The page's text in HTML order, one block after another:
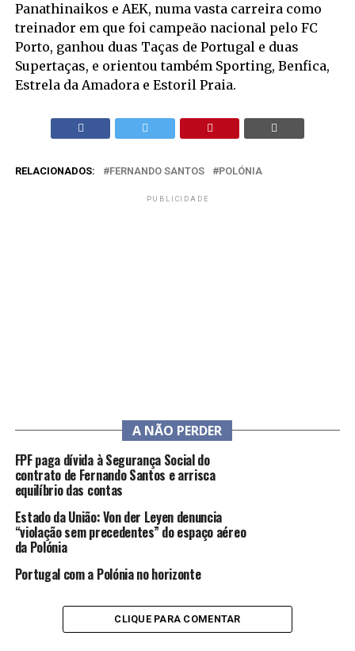
Panathinaikos e AEK, numa vasta carreira como
treinador em que foi campeão nacional pelo FC
Porto, ganhou duas Taças de Portugal e duas
Supertaças, e orientou também Sporting, Benfica,
Estrela da Amadora e Estoril Praia.
RELACIONADOS: FERNANDO SANTOS POLÓNIA
PUBLICIDADE
A NÃO PERDER
FPF paga dívida à Segurança Social do
contrato de Fernando Santos e arrisca
equilíbrio das contas
Estado da União: Von der Leyen denuncia
“violação sem precedentes” do espaço aéreo
da Polónia
Portugal com a Polónia no horizonte
CLIQUE PARA COMENTAR